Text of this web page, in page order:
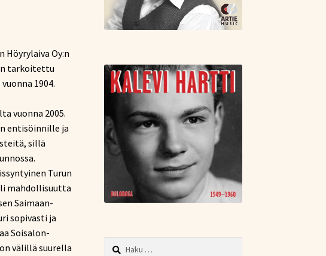
Höyrylaiva Oy:n
tarkoitettu
1904.
vuonna 2005.
entisöinnille ja
sillä
Turun
mahdollisuutta
Saimaan-
sopivasti ja
Soisalon-
välillä suurella
Haku: